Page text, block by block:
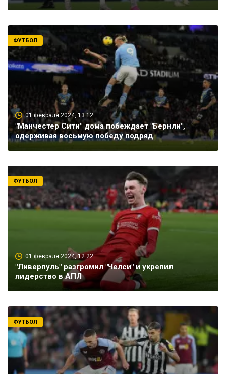
01 февраля 2024, 13:12
"Манчестер Сити" дома побеждает "Бернли",
одерживая восьмую победу подряд
ФУТБОЛ
01 февраля 2024, 12:22
"Ливерпуль" разгромил "Челси" и укрепил
лидерство в АПЛ
ФУТБОЛ
ФУТБОЛ